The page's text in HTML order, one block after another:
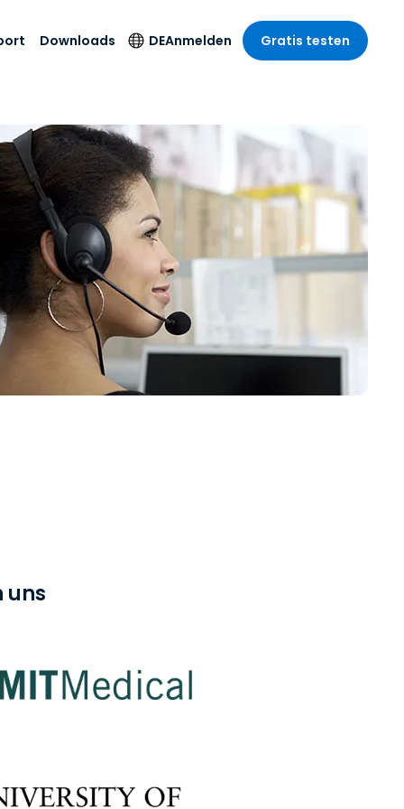
der
und
SSO
Sicherheitsprodukte
Antivirus
Endpunkterkennung
und -reaktion
Foxpass Wi-Fi Zugriff
und Kontrolle
Sicherer Zero-Trust-
Arbeitsbereich
Shield (Anti-Betrug)
Alle Produkte
Unterhaltung
und
Sektor
und Design
& Buchhaltung
Unterhaltung
anzeigen
Unternehmen
Support
Downloads DE
Sprache
English
Deutsch
Español
Français
Italiano
Nederlands
Português
简体中文
繁體中文
Anmelden Gratis testen
uns